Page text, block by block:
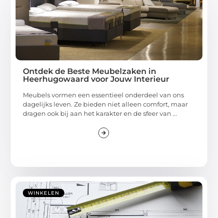
Ontdek de Beste Meubelzaken in
Heerhugowaard voor Jouw Interieur
Meubels vormen een essentieel onderdeel van ons
dagelijks leven. Ze bieden niet alleen comfort, maar
dragen ook bij aan het karakter en de sfeer van ...
WINKELEN